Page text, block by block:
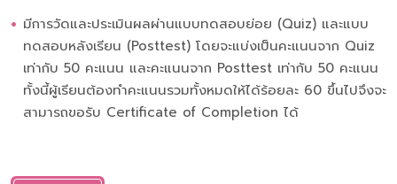
มีการวัดและประเมินผลผ่านแบบทดสอบย่อย (Quiz) และแบบ
ทดสอบหลังเรียน (Posttest) โดยจะแบ่งเป็นคะแนนจาก Quiz
เท่ากับ 50 คะแนน และคะแนนจาก Posttest เท่ากับ 50 คะแนน
ทั้งนี้ผู้เรียนต้องทำคะแนนรวมทั้งหมดให้ได้ร้อยละ 60 ขึ้นไปจึงจะ
สามารถขอรับ Certificate of Completion ได้